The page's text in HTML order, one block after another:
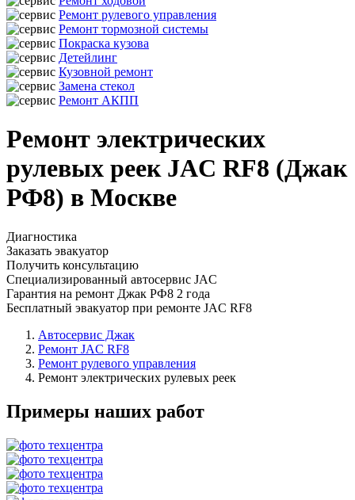
Ремонт рулевого управления
Ремонт тормозной системы
Покраска кузова
Детейлинг
Кузовной ремонт
Замена стекол
Ремонт АКПП
Ремонт электрических
рулевых реек JAC RF8 (Джак
РФ8) в Москве
Диагностика
Заказать эвакуатор
Получить консультацию
Специализированный автосервис JAC
Гарантия на ремонт Джак РФ8 2 года
Бесплатный эвакуатор при ремонте JAC RF8
Автосервис Джак
Ремонт JAC RF8
Ремонт рулевого управления
Ремонт электрических рулевых реек
Примеры наших работ